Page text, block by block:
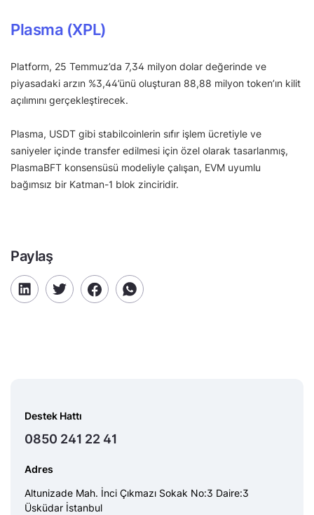
Plasma (XPL)
Platform, 25 Temmuz’da 7,34 milyon dolar değerinde ve
piyasadaki arzın %3,44’ünü oluşturan 88,88 milyon token’ın kilit
açılımını gerçekleştirecek.
Plasma, USDT gibi stabilcoinlerin sıfır işlem ücretiyle ve
saniyeler içinde transfer edilmesi için özel olarak tasarlanmış,
PlasmaBFT konsensüsü modeliyle çalışan, EVM uyumlu
bağımsız bir Katman-1 blok zinciridir.
Paylaş
Destek Hattı
0850 241 22 41
Adres
Altunizade Mah. İnci Çıkmazı Sokak No:3 Daire:3
Üsküdar İstanbul